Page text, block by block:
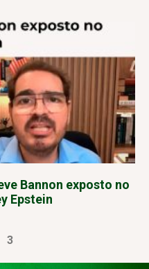
Bannon exposto no
Epstein
3